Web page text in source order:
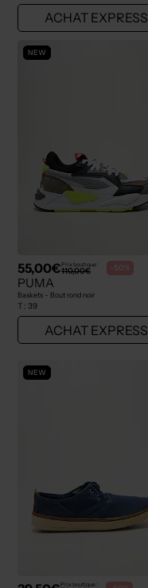
ACHAT EXPRESS
NEW
55,00€Prix boutique :
110,00€ -50%
PUMA
Baskets - Bout rond noir
T : 39
ACHAT EXPRESS
NEW
Prix boutique :